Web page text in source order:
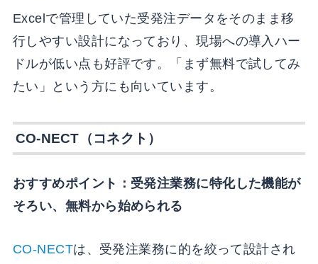
Excelで管理していた受発注データをそのまま移
行しやすい設計になっており、現場への導入ハー
ドルが低い点も好評です。「まず無料で試してみ
たい」という方にも向いています。
CO-NECT（コネクト）
おすすめポイント：受発注業務に特化した機能が
そろい、無料から始められる
CO-NECTは、受発注業務に的を絞って設計され